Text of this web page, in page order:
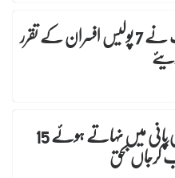
آئی جی پنجاب نے 7 پولیس افسران کے تقرر
یوحناآباد:بارشی پانی میں نہاتے ہوئے 15 کرجاں بحق